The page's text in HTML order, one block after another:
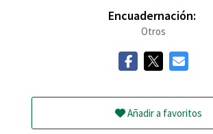
Encuadernación:
Otros
Añadir a favoritos